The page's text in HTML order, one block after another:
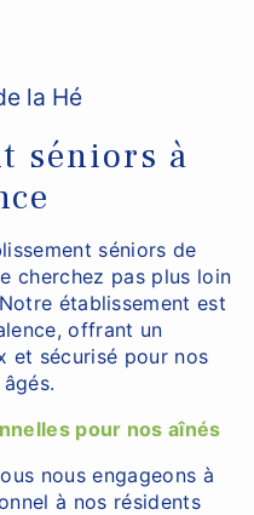
la Hé
séniors à
séniors de
cherchez pas plus loin
établissement est
offrant un
et sécurisé pour nos
pour nos aînés
nous engageons à
à nos résidents